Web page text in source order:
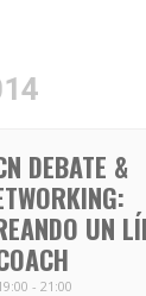
DEBATE &
UN
- 21:00